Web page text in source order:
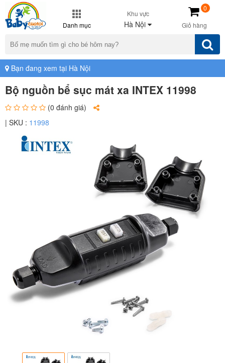
Danh mục
Khu vực
Hà Nội Giỏ hàng
0
Bạn đang xem tại Hà Nội
Bộ nguồn bể sục mát xa INTEX 11998
(0 đánh giá)
| SKU : 11998